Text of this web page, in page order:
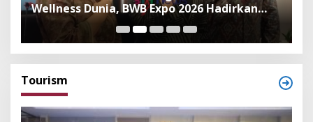
Wellness Dunia, BWB Expo 2026 Hadirkan
Exhibitor Nasional dan Global
Tourism